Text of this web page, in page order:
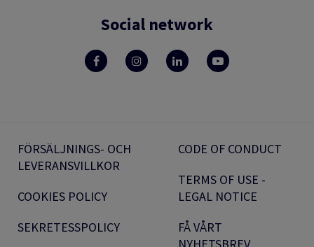
Social network
FÖRSÄLJNINGS- OCH
LEVERANSVILLKOR
COOKIES POLICY
SEKRETESSPOLICY
CODE OF CONDUCT
TERMS OF USE -
LEGAL NOTICE
FÅ VÅRT